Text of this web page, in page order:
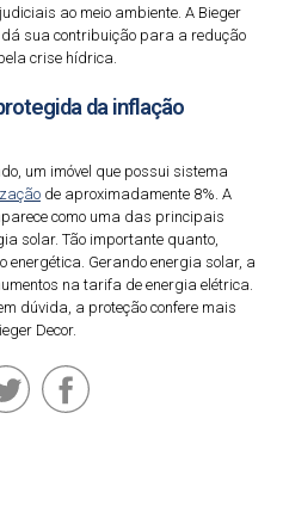
ao meio ambiente. A Bieger
sua contribuição para a redução
crise hídrica.
da inflação
um imóvel que possui sistema
de aproximadamente 8%. A
como uma das principais
solar. Tão importante quanto,
energética. Gerando energia solar, a
na tarifa de energia elétrica.
dúvida, a proteção confere mais
Decor.